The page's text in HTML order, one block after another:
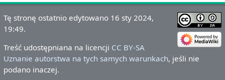
Tę stronę ostatnio edytowano 16 sty 2024,
19:49.
Treść udostępniana na licencji CC BY-SA
Uznanie autorstwa na tych samych warunkach, jeśli nie
podano inaczej.